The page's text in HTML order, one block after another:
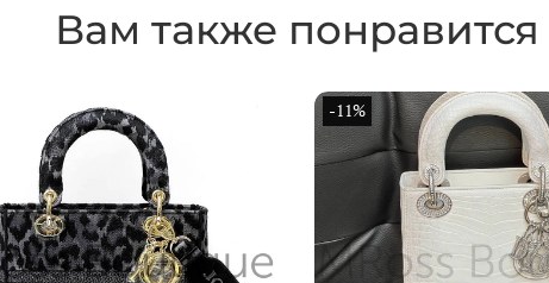
Вам также понравится
-11%